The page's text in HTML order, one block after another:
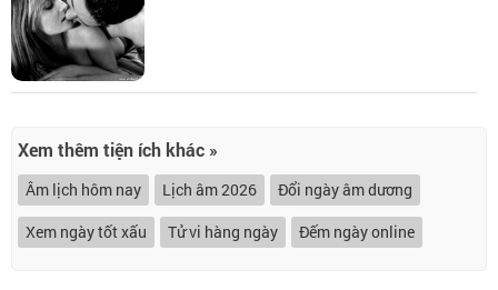
Xem thêm tiện ích khác »
Âm lịch hôm nay Lịch âm 2026
Đổi ngày âm dương
Xem ngày tốt xấu
Tử vi hàng ngày Đếm ngày online